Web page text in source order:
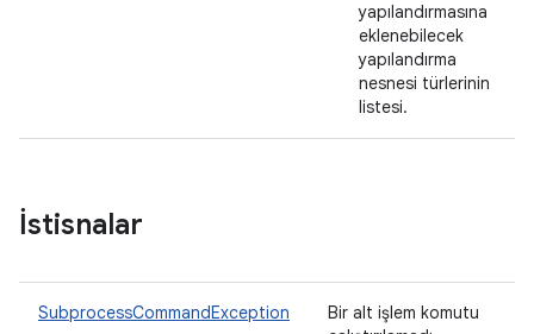
yapılandırmasına
eklenebilecek
yapılandırma
nesnesi türlerinin
listesi.
İstisnalar
SubprocessCommandException
Bir alt işlem komutu